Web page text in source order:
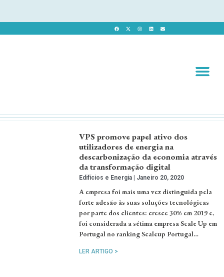
VPS promove papel ativo dos
utilizadores de energia na
descarbonização da economia através
da transformação digital
Edifícios e Energia Janeiro 20, 2020
A empresa foi mais uma vez distinguida pela
forte adesão às suas soluções tecnológicas
por parte dos clientes: cresce 30% em 2019 e,
foi considerada a sétima empresa Scale Up em
Portugal no ranking Scaleup Portugal…
LER ARTIGO >